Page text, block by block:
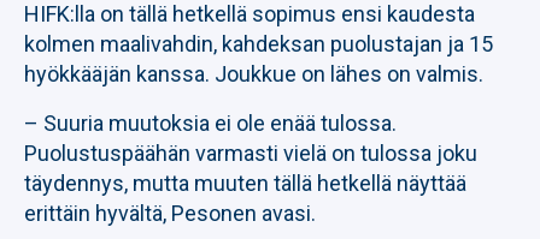
HIFK:lla on tällä hetkellä sopimus ensi kaudesta
kolmen maalivahdin, kahdeksan puolustajan ja 15
hyökkääjän kanssa. Joukkue on lähes on valmis.
– Suuria muutoksia ei ole enää tulossa.
Puolustuspäähän varmasti vielä on tulossa joku
täydennys, mutta muuten tällä hetkellä näyttää
erittäin hyvältä, Pesonen avasi.